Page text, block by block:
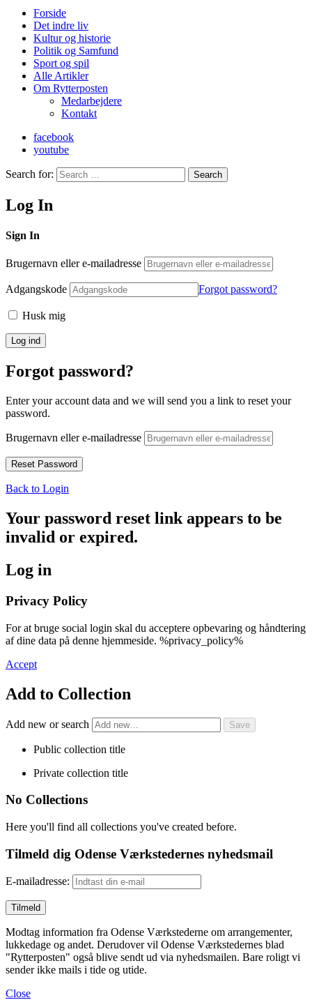
Forside
Det indre liv
Kultur og historie
Politik og Samfund
Sport og spil
Alle Artikler
Om Rytterposten
Medarbejdere
Kontakt
facebook
youtube
Search for: Search
Log In
Sign In
Brugernavn eller e-mailadresse
Adgangskode Forgot password?
Husk mig
Forgot password?
Enter your account data and we will send you a link to reset your
password.
Brugernavn eller e-mailadresse
Back to Login
Your password reset link appears to be
invalid or expired.
Log in
Privacy Policy
For at bruge social login skal du acceptere opbevaring og håndtering
af dine data på denne hjemmeside. %privacy_policy%
Accept
Add to Collection
Add new or search
Public collection title
Private collection title
No Collections
Here you'll find all collections you've created before.
Tilmeld dig Odense Værkstedernes nyhedsmail
E-mailadresse:
Modtag information fra Odense Værkstederne om arrangementer,
lukkedage og andet. Derudover vil Odense Værkstedernes blad
"Rytterposten" også blive sendt ud via nyhedsmailen. Bare roligt vi
sender ikke mails i tide og utide.
Close